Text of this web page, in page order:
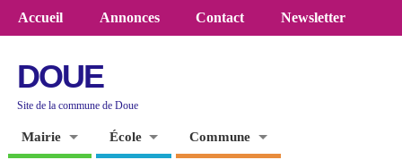
Accueil Annonces Contact Newsletter
DOUE
Site de la commune de Doue
Mairie École Commune